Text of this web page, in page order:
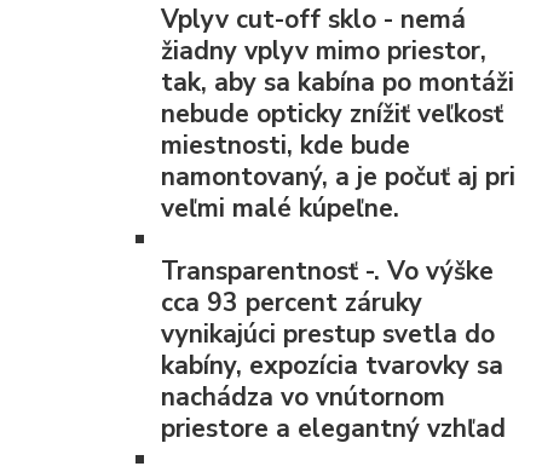
Vplyv cut-offsklo - nemá
žiadny vplyv mimo priestor,
tak, aby sa kabína po montáži
nebude opticky znížiť veľkosť
miestnosti, kde bude
namontovaný, a je počuť aj pri
veľmi malé kúpeľne.
Transparentnosť -. Vo výške
cca 93 percent záruky
vynikajúci prestup svetla do
kabíny, expozícia tvarovky sa
nachádza vo vnútornom
priestore a elegantný vzhľad